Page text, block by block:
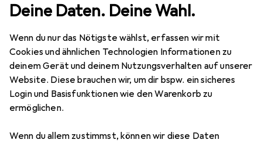
Deine Daten. Deine Wahl.
Wenn du nur das Nötigste wählst, erfassen wir mit
Cookies und ähnlichen Technologien Informationen zu
deinem Gerät und deinem Nutzungsverhalten auf unserer
Website. Diese brauchen wir, um dir bspw. ein sicheres
Login und Basisfunktionen wie den Warenkorb zu
ermöglichen.
Wenn du allem zustimmst, können wir diese Daten
SATA SATA zu IDE Adapter Konverter - HDD CD DVD - bidirektional
4 Bilder
CSL IDE zu SATA SATA zu IDE Adapter
Konverter - HDD CD DVD -
bidirektional
EUR
13,95